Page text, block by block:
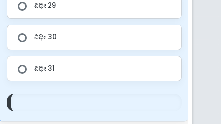
ವಿಧೀ 29
ವಿಧೀ 30
ವಿಧೀ 31